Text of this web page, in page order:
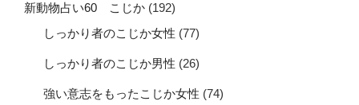
新動物占い60 こじか (192)
しっかり者のこじか女性 (77)
しっかり者のこじか男性 (26)
強い意志をもったこじか女性 (74)